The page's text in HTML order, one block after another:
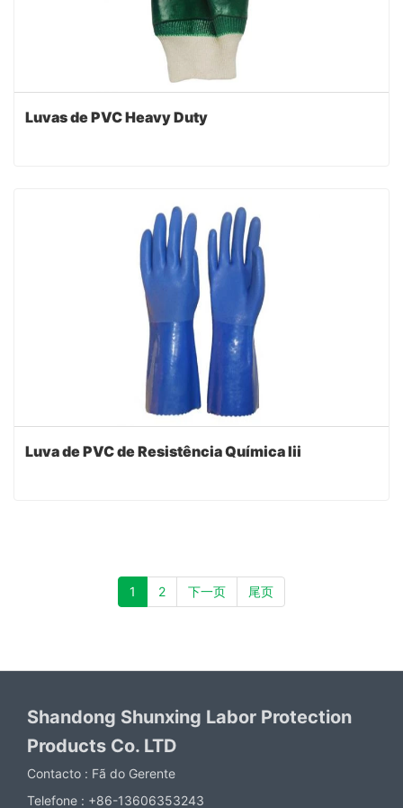
Luvas de PVC Heavy Duty
Luva de PVC de Resistência Química Iii
1 2 下一页 尾页
Shandong Shunxing Labor Protection
Products Co. LTD
Contacto : Fã do Gerente
Telefone : +86-13606353243